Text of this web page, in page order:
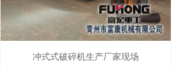
冲式式破碎机生产厂家现场